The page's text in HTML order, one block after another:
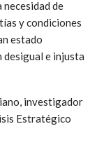
necesidad de
y condiciones
estado
desigual e injusta
investigador
Estratégico